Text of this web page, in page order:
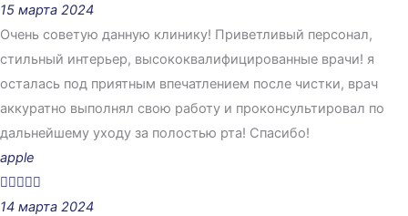
15 марта 2024
Очень советую данную клинику! Приветливый персонал,
стильный интерьер, высококвалифицированные врачи! я
осталась под приятным впечатлением после чистки, врач
аккуратно выполнял свою работу и проконсультировал по
дальнейшему уходу за полостью рта! Спасибо!
apple

14 марта 2024